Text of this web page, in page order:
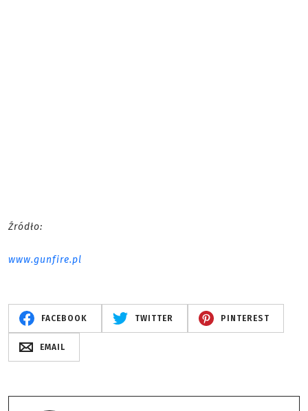
Źródło:
www.gunfire.pl
FACEBOOK TWITTER PINTEREST
EMAIL